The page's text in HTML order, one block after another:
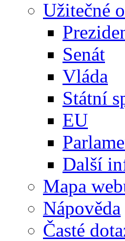
Užitečné
Senát
Vláda
Státní
EU
Další
Mapa
Nápověda
Časté